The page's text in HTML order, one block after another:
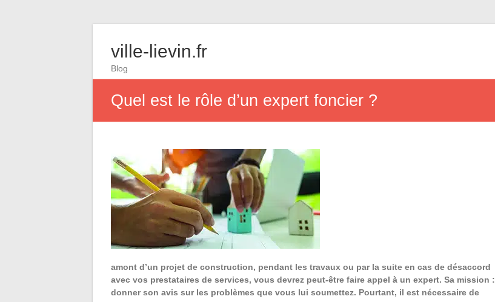
ville-lievin.fr
Blog
Quel est le rôle d’un expert foncier ?
amont d’un projet de construction, pendant les travaux ou par la suite en cas de désaccord
avec vos prestataires de services, vous devrez peut-être faire appel à un expert. Sa mission :
donner son avis sur les problèmes que vous lui soumettez. Pourtant, il est nécessaire de